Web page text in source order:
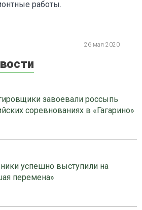
работы.
26 мая 2020
завоевали россыпь
соревнованиях в «Гагарино»
успешно выступили на
перемена»